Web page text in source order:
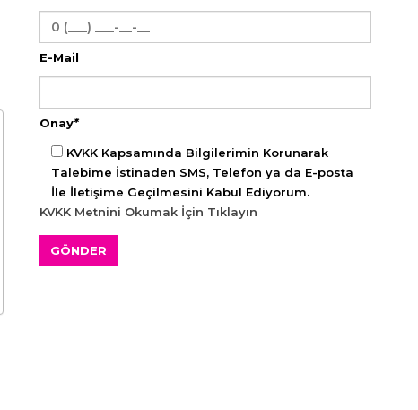
E-Mail
Onay*
KVKK Kapsamında Bilgilerimin Korunarak
Talebime İstinaden SMS, Telefon ya da E-posta
İle İletişime Geçilmesini Kabul Ediyorum.
KVKK Metnini Okumak İçin Tıklayın